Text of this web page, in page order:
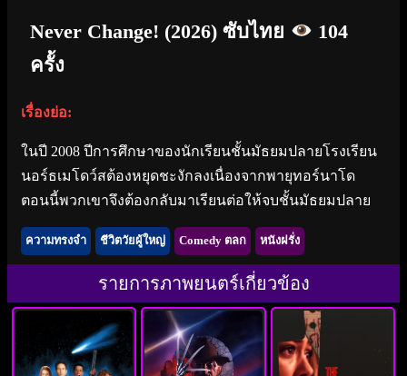
Never Change! (2026) ซับไทย
104
ครั้ง
เรื่องย่อ:
ในปี 2008 ปีการศึกษาของนักเรียนชั้นมัธยมปลายโรงเรียน
นอร์ธเมโดว์สต้องหยุดชะงักลงเนื่องจากพายุทอร์นาโด
ตอนนี้พวกเขาจึงต้องกลับมาเรียนต่อให้จบชั้นมัธยมปลาย
ความทรงจำ ชีวิตวัยผู้ใหญ่ Comedy ตลก หนังฝรั่ง
รายการภาพยนตร์เกี่ยวข้อง